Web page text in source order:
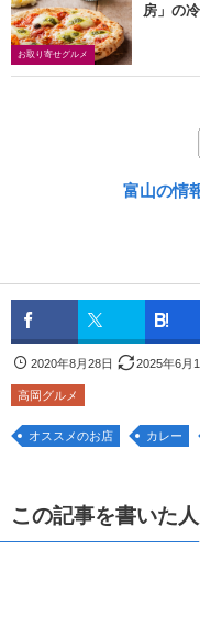
お取り寄せグルメ
房」の
富山の情
2020年8月28日 2025年6月
高岡グルメ
オススメのお店 カレー
この記事を書いた人